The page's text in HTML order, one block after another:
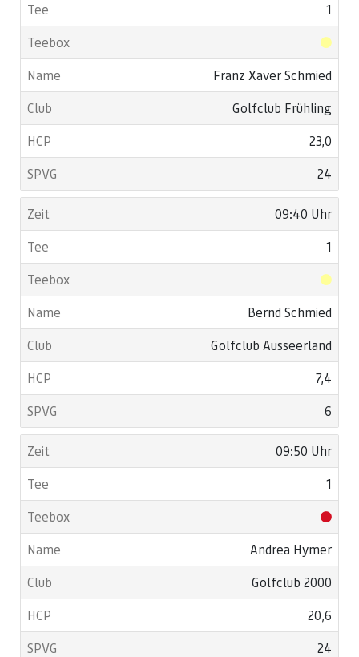
1
Franz Xaver Schmied
Golfclub Frühling
23,0
24
09:40 Uhr
1
Bernd Schmied
Golfclub Ausseerland
7,4
6
09:50 Uhr
1
Andrea Hymer
Golfclub 2000
20,6
24